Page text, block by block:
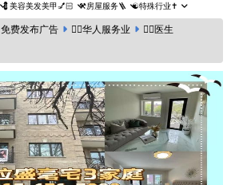
💈美容美发美甲💅🏻 ⚒️房屋服务🪜 ☯️特殊行业✝️
免费发布广告 🤵‍♀️华人服务业
👩‍⚕️医生